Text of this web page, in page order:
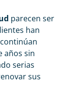
parecen ser
han
años sin
serias
sus